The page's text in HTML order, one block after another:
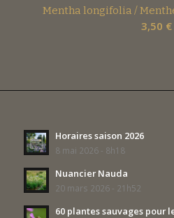
Mentha longifolia /
3,50 €
Horaires saison 2026
8 mai 2026 - 8h18
Nuancier Nauda
20 mars 2026 - 21h52
60 plantes sauvages pour